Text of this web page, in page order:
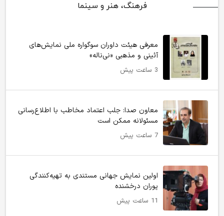
فرهنگ، هنر و سینما
معرفی هیئت داوران سوگواره ملی نمایش‌های
آئینی و مذهبی «نی‌ناله»
3 ساعت پیش
معاون صدا: جلب اعتماد مخاطب با اطلاع‌رسانی
مسئولانه ممکن است
7 ساعت پیش
اولین نمایش جهانی مستندی به تهیه‌کنندگی
پوران درخشنده
11 ساعت پیش